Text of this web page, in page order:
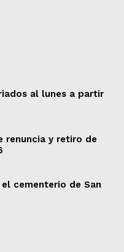
al lunes a partir
renuncia y retiro de
cementerio de San